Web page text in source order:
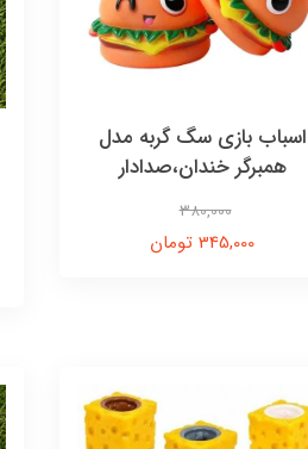
اسباب بازی سگ گربه مدل
همبرگر خندان،صدادار
380,000
345,000 تومان